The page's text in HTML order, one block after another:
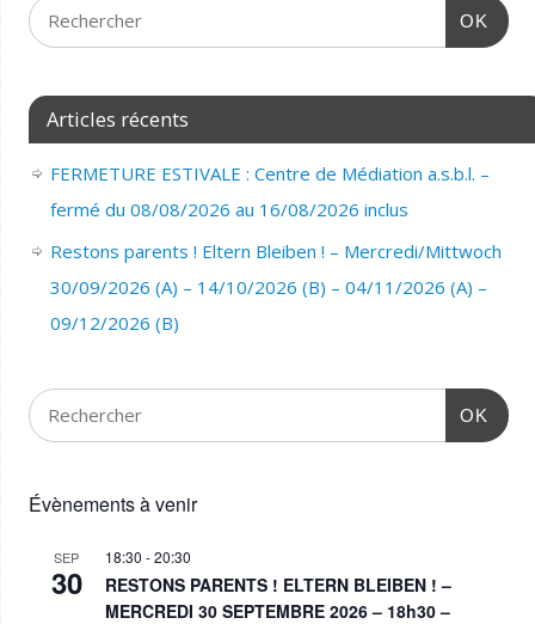
OK
Articles récents
FERMETURE ESTIVALE : Centre de Médiation a.s.b.l. –
fermé du 08/08/2026 au 16/08/2026 inclus
Restons parents ! Eltern Bleiben ! – Mercredi/Mittwoch
30/09/2026 (A) – 14/10/2026 (B) – 04/11/2026 (A) –
09/12/2026 (B)
OK
Évènements à venir
SEP
30
18:30 -20:30
RESTONS PARENTS ! ELTERN BLEIBEN ! –
MERCREDI 30 SEPTEMBRE 2026 – 18h30 –